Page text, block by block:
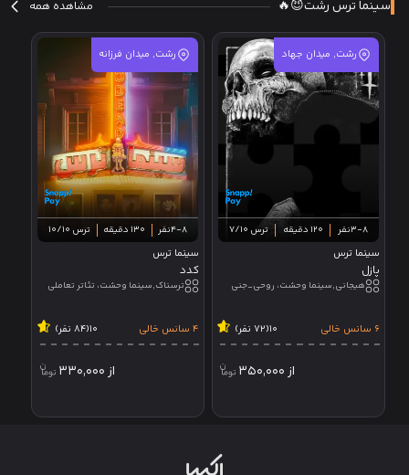
سینما ترس رشت😈🔥 مشاهده همه
رشت, میدان جهاد
3-8نفر 120 دقیقه ترس 7/10
سینما ترس
پازل
هیجانی,سینما وحشت، روحی_جنی
6 سانس خالی 10(72 نفر)
از350,000
رشت, میدان فرزانه
4-8نفر 130 دقیقه ترس 10/10
سینما ترس
کدد
ترسناک,سینما وحشت، تئاتر تعاملی
4 سانس خالی 10(84 نفر)
از330,000